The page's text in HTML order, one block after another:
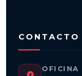
CONTACTO
OFICINA